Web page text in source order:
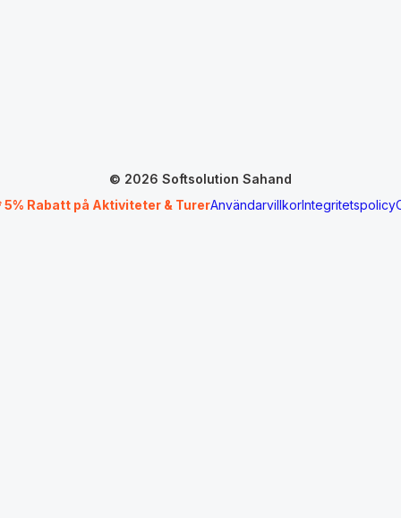
© 2026 Softsolution Sahand
5% Rabatt på Aktiviteter & TurerAnvändarvillkorIntegritetspolicy